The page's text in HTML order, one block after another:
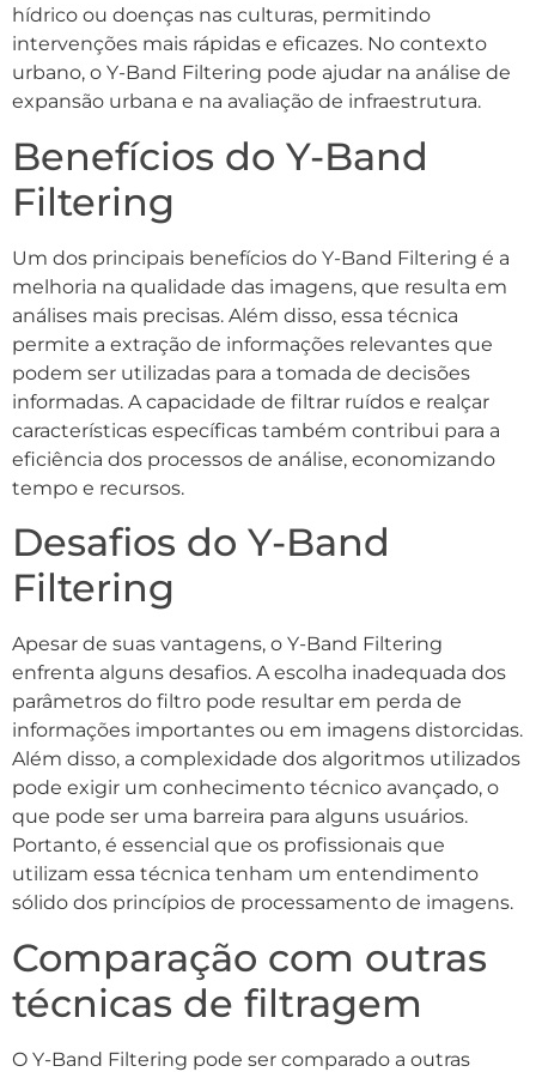
hídrico ou doenças nas culturas, permitindo
intervenções mais rápidas e eficazes. No contexto
urbano, o Y-Band Filtering pode ajudar na análise de
expansão urbana e na avaliação de infraestrutura.
Benefícios do Y-Band
Filtering
Um dos principais benefícios do Y-Band Filtering é a
melhoria na qualidade das imagens, que resulta em
análises mais precisas. Além disso, essa técnica
permite a extração de informações relevantes que
podem ser utilizadas para a tomada de decisões
informadas. A capacidade de filtrar ruídos e realçar
características específicas também contribui para a
eficiência dos processos de análise, economizando
tempo e recursos.
Desafios do Y-Band
Filtering
Apesar de suas vantagens, o Y-Band Filtering
enfrenta alguns desafios. A escolha inadequada dos
parâmetros do filtro pode resultar em perda de
informações importantes ou em imagens distorcidas.
Além disso, a complexidade dos algoritmos utilizados
pode exigir um conhecimento técnico avançado, o
que pode ser uma barreira para alguns usuários.
Portanto, é essencial que os profissionais que
utilizam essa técnica tenham um entendimento
sólido dos princípios de processamento de imagens.
Comparação com outras
técnicas de filtragem
O Y-Band Filtering pode ser comparado a outras